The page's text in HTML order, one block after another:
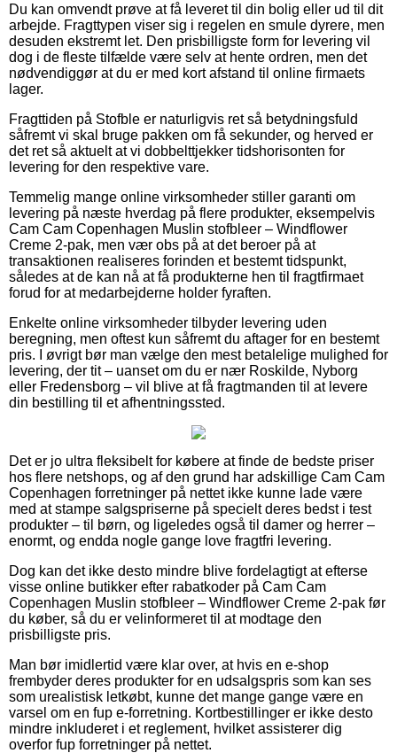
Du kan omvendt prøve at få leveret til din bolig eller ud til dit
arbejde. Fragttypen viser sig i regelen en smule dyrere, men
desuden ekstremt let. Den prisbilligste form for levering vil
dog i de fleste tilfælde være selv at hente ordren, men det
nødvendiggør at du er med kort afstand til online firmaets
lager.
Fragttiden på Stofble er naturligvis ret så betydningsfuld
såfremt vi skal bruge pakken om få sekunder, og herved er
det ret så aktuelt at vi dobbelttjekker tidshorisonten for
levering for den respektive vare.
Temmelig mange online virksomheder stiller garanti om
levering på næste hverdag på flere produkter, eksempelvis
Cam Cam Copenhagen Muslin stofbleer – Windflower
Creme 2-pak, men vær obs på at det beroer på at
transaktionen realiseres forinden et bestemt tidspunkt,
således at de kan nå at få produkterne hen til fragtfirmaet
forud for at medarbejderne holder fyraften.
Enkelte online virksomheder tilbyder levering uden
beregning, men oftest kun såfremt du aftager for en bestemt
pris. I øvrigt bør man vælge den mest betalelige mulighed for
levering, der tit – uanset om du er nær Roskilde, Nyborg
eller Fredensborg – vil blive at få fragtmanden til at levere
din bestilling til et afhentningssted.
Det er jo ultra fleksibelt for købere at finde de bedste priser
hos flere netshops, og af den grund har adskillige Cam Cam
Copenhagen forretninger på nettet ikke kunne lade være
med at stampe salgspriserne på specielt deres bedst i test
produkter – til børn, og ligeledes også til damer og herrer –
enormt, og endda nogle gange love fragtfri levering.
Dog kan det ikke desto mindre blive fordelagtigt at efterse
visse online butikker efter rabatkoder på Cam Cam
Copenhagen Muslin stofbleer – Windflower Creme 2-pak før
du køber, så du er velinformeret til at modtage den
prisbilligste pris.
Man bør imidlertid være klar over, at hvis en e-shop
frembyder deres produkter for en udsalgspris som kan ses
som urealistisk letkøbt, kunne det mange gange være en
varsel om en fup e-forretning. Kortbestillinger er ikke desto
mindre inkluderet i et reglement, hvilket assisterer dig
overfor fup forretninger på nettet.